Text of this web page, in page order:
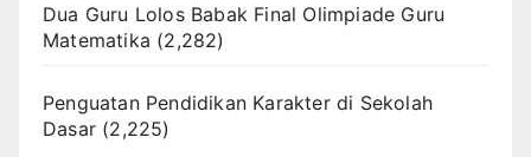
Dua Guru Lolos Babak Final Olimpiade Guru
Matematika (2,282)
Penguatan Pendidikan Karakter di Sekolah
Dasar (2,225)